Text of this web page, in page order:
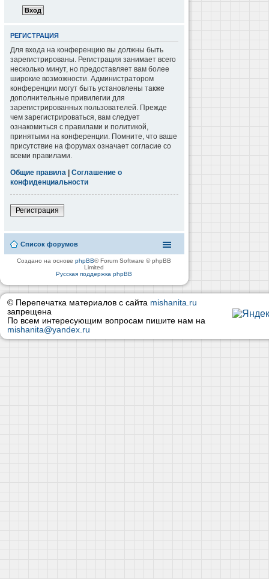
РЕГИСТРАЦИЯ
Для входа на конференцию вы должны быть
зарегистрированы. Регистрация занимает всего
несколько минут, но предоставляет вам более
широкие возможности. Администратором
конференции могут быть установлены также
дополнительные привилегии для
зарегистрированных пользователей. Прежде
чем зарегистрироваться, вам следует
ознакомиться с правилами и политикой,
принятыми на конференции. Помните, что ваше
присутствие на форумах означает согласие со
всеми правилами.
Общие правила | Соглашение о
конфиденциальности
Регистрация
Список форумов
Создано на основеphpBB® Forum Software © phpBB
Limited
Русская поддержка phpBB
© Перепечатка материалов с сайта mishanita.ru
запрещена
По всем интересующим вопросам пишите нам на
mishanita@yandex.ru